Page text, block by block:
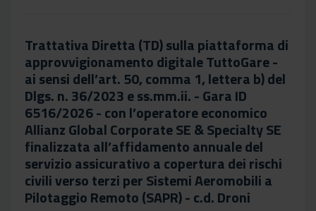
Trattativa Diretta (TD) sulla piattaforma di
approvvigionamento digitale TuttoGare -
ai sensi dell’art. 50, comma 1, lettera b) del
Dlgs. n. 36/2023 e ss.mm.ii. - Gara ID
6516/2026 - con l’operatore economico
Allianz Global Corporate SE & Specialty SE
finalizzata all’affidamento annuale del
servizio assicurativo a copertura dei rischi
civili verso terzi per Sistemi Aeromobili a
Pilotaggio Remoto (SAPR) - c.d. Droni